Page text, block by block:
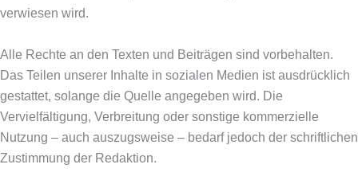
verwiesen wird.
Alle Rechte an den Texten und Beiträgen sind vorbehalten.
Das Teilen unserer Inhalte in sozialen Medien ist ausdrücklich
gestattet, solange die Quelle angegeben wird. Die
Vervielfältigung, Verbreitung oder sonstige kommerzielle
Nutzung – auch auszugsweise – bedarf jedoch der schriftlichen
Zustimmung der Redaktion.